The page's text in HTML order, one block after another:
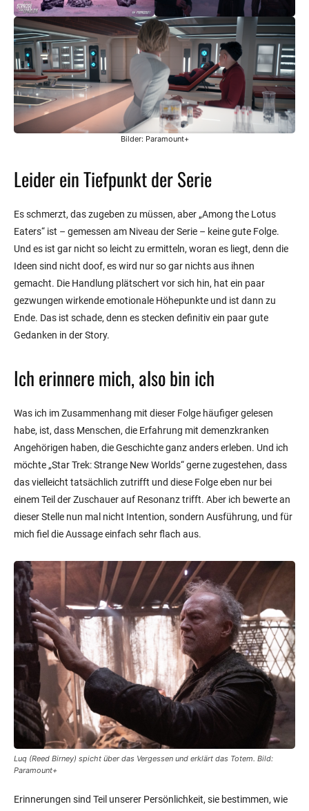
Bilder: Paramount+
Leider ein Tiefpunkt der Serie
Es schmerzt, das zugeben zu müssen, aber „Among the Lotus
Eaters“ ist – gemessen am Niveau der Serie – keine gute Folge.
Und es ist gar nicht so leicht zu ermitteln, woran es liegt, denn die
Ideen sind nicht doof, es wird nur so gar nichts aus ihnen
gemacht. Die Handlung plätschert vor sich hin, hat ein paar
gezwungen wirkende emotionale Höhepunkte und ist dann zu
Ende. Das ist schade, denn es stecken definitiv ein paar gute
Gedanken in der Story.
Ich erinnere mich, also bin ich
Was ich im Zusammenhang mit dieser Folge häufiger gelesen
habe, ist, dass Menschen, die Erfahrung mit demenzkranken
Angehörigen haben, die Geschichte ganz anders erleben. Und ich
möchte „Star Trek: Strange New Worlds“ gerne zugestehen, dass
das vielleicht tatsächlich zutrifft und diese Folge eben nur bei
einem Teil der Zuschauer auf Resonanz trifft. Aber ich bewerte an
dieser Stelle nun mal nicht Intention, sondern Ausführung, und für
mich fiel die Aussage einfach sehr flach aus.
Luq (Reed Birney) spicht über das Vergessen und erklärt das Totem. Bild:
Paramount+
Erinnerungen sind Teil unserer Persönlichkeit, sie bestimmen, wie